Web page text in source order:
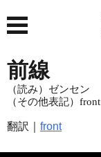
前線
（読み）ゼンセン
（その他表記）front
翻訳｜ front